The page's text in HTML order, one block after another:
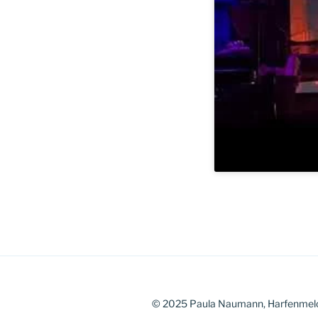
© 2025 Paula Naumann,